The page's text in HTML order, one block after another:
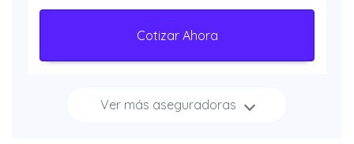
Cotizar Ahora
Increíbles
Ver más aseguradoras